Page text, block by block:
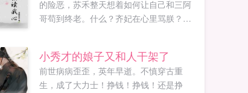
的险恶，苏禾整天想着如何让自己和三阿
哥苟到终老。什么？齐妃在心里骂朕？骂
妃说什么？都听齐妃的！对于这种犯贱的
行为，大胖橘也摊开爪爪，表示无可奈
何。在跌跌撞撞的后宫生活中...
小秀才的娘子又和人干架了
前世病病歪歪，英年早逝。不慎穿古重
生，成了大力士！挣钱！挣钱！还是挣